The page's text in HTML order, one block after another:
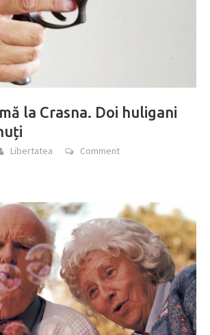
la Crasna. Doi huligani
Libertatea Comment